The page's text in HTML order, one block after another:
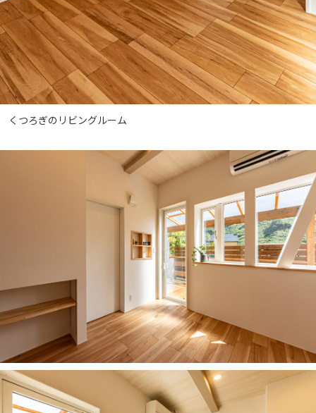
くつろぎのリビングルーム